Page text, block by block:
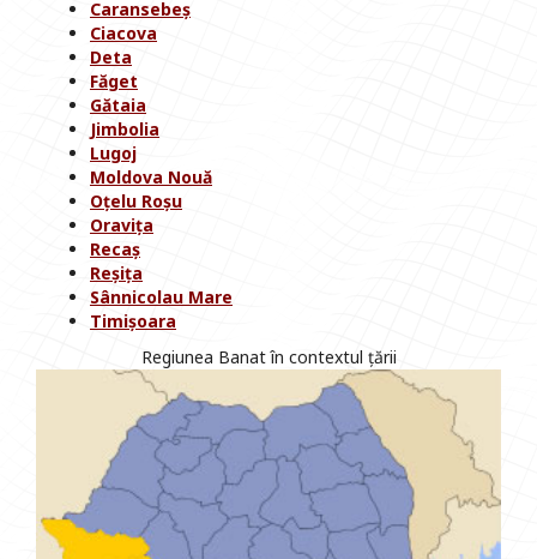
Caransebeș
Ciacova
Deta
Făget
Gătaia
Jimbolia
Lugoj
Moldova Nouă
Oțelu Roșu
Oravița
Recaș
Reșița
Sânnicolau Mare
Timișoara
Regiunea Banat în contextul țării